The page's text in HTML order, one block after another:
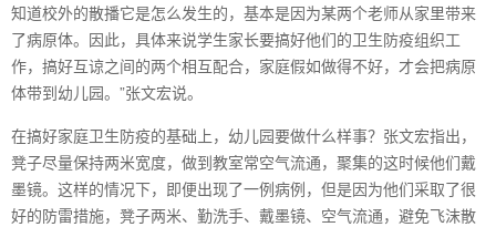
知道校外的散播它是怎么发生的，基本是因为某两个老师从家里带来
了病原体。因此，具体来说学生家长要搞好他们的卫生防疫组织工
作，搞好互谅之间的两个相互配合，家庭假如做得不好，才会把病原
体带到幼儿园。”张文宏说。
在搞好家庭卫生防疫的基础上，幼儿园要做什么样事？张文宏指出，
凳子尽量保持两米宽度，做到教室常空气流通，聚集的这时候他们戴
墨镜。这样的情况下，即便出现了一例病例，但是因为他们采取了很
好的防雷措施，凳子两米、勤洗手、戴墨镜、空气流通，避免飞沫散